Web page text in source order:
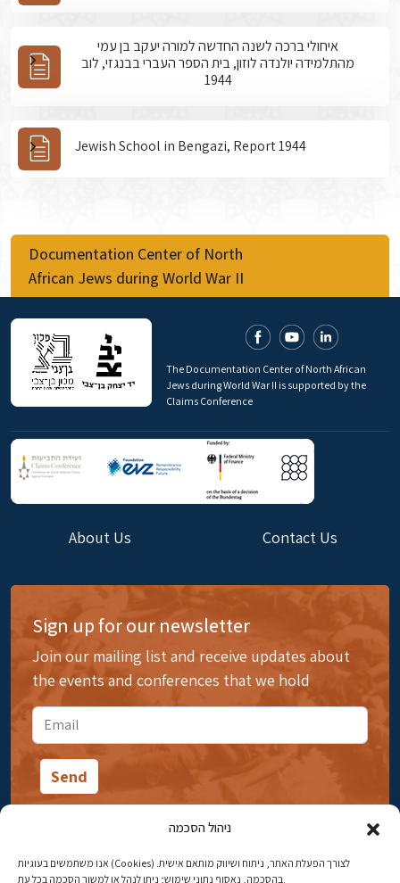
ניהול הסכמה
אנו משתמשים בעוגיות (Cookies) לצורך הפעלת האתר, ניתוח ושיווק מותאם אישית.
בהסכמה, נאסוף נתוני שימוש; ניתן לנהל או למשוך הסכמה בכל עת.
איחולי ברכה לשנה החדשה למורה יעקב בן עמי
מהתלמידה יולנדה לוזון, בית הספר העברי בבנגזי, לוב
1944
Jewish School in Bengazi, Report 1944
Documentation Center of North
African Jews during World War II
The Documentation Center of North African
Jews during World War II is supported by the
Claims Conference
About Us Contact Us
Sign up for our newsletter
Join our mailing list and receive updates about
the events and conferences that we hold
14 Ibn Gabirol Street, Rehavia, Jerusalem